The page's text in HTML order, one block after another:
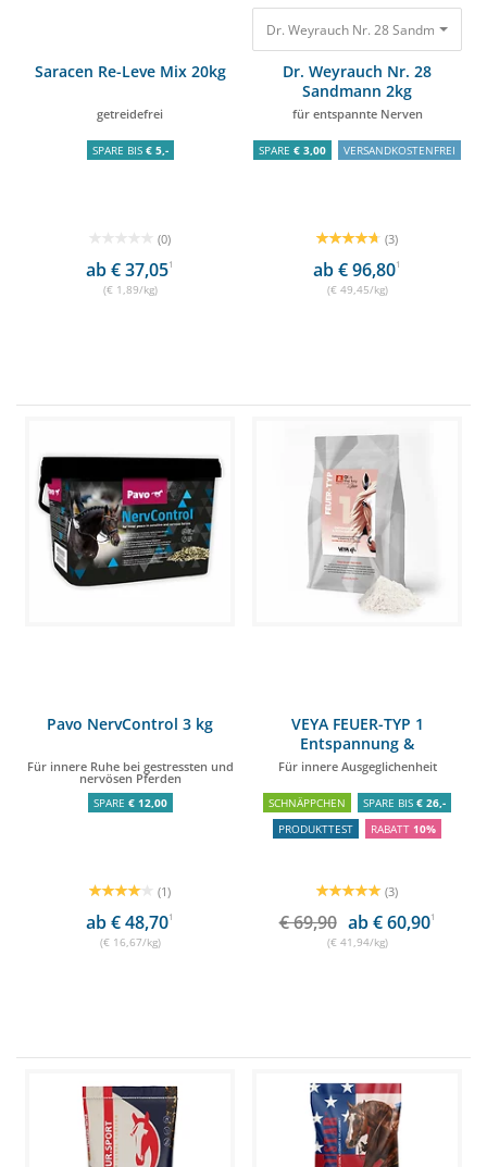
Saracen Re-Leve Mix 20kg
getreidefrei
SPARE BIS € 5,-
(0)
ab € 37,051
(€ 1,89/kg)
Dr. Weyrauch Nr. 28 Sandmann
Dr. Weyrauch Nr. 28
Sandmann 2kg
für entspannte Nerven
SPARE € 3,00 VERSANDKOSTENFREI
(3)
ab € 96,801
(€ 49,45/kg)
Pavo NervControl 3 kg
Für innere Ruhe bei gestressten und
nervösen Pferden
SPARE € 12,00
(1)
ab € 48,701
(€ 16,67/kg)
VEYA FEUER-TYP 1
Entspannung &
Wohlbefinden 1,5 kg
Für innere Ausgeglichenheit
SCHNÄPPCHEN SPARE BIS € 26,-
PRODUKTTEST
RABATT 10%
(3)
€ 69,90 ab € 60,901
(€ 41,94/kg)